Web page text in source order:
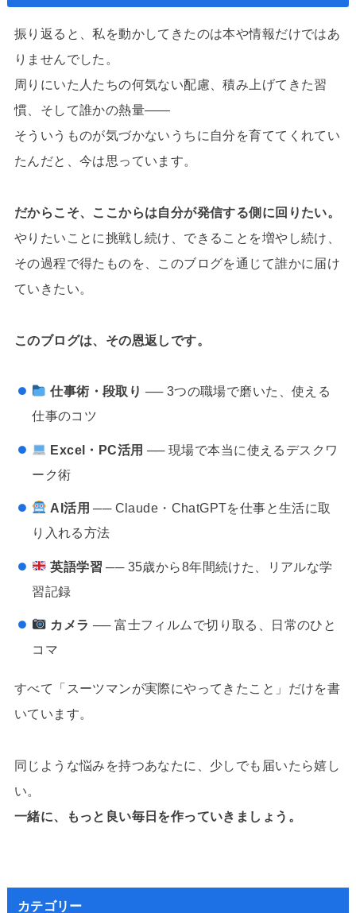
振り返ると、私を動かしてきたのは本や情報だけではあ
りませんでした。
周りにいた人たちの何気ない配慮、積み上げてきた習
慣、そして誰かの熱量——
そういうものが気づかないうちに自分を育ててくれてい
たんだと、今は思っています。
だからこそ、ここからは自分が発信する側に回りたい。
やりたいことに挑戦し続け、できることを増やし続け、
その過程で得たものを、このブログを通じて誰かに届け
ていきたい。
このブログは、その恩返しです。
仕事術・段取り ── 3つの職場で磨いた、使える
仕事のコツ
Excel・PC活用 ── 現場で本当に使えるデスクワ
ーク術
AI活用 ── Claude・ChatGPTを仕事と生活に取
り入れる方法
英語学習 ── 35歳から8年間続けた、リアルな学
習記録
カメラ ── 富士フィルムで切り取る、日常のひと
コマ
すべて「スーツマンが実際にやってきたこと」だけを書
いています。
同じような悩みを持つあなたに、少しでも届いたら嬉し
い。
一緒に、もっと良い毎日を作っていきましょう。
カテゴリー